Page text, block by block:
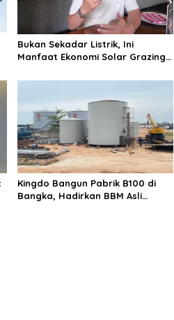
Bukan Sekadar Listrik, Ini
Manfaat Ekonomi Solar Grazing
Kingdo Bangun Pabrik B100 di
Bangka, Hadirkan BBM Asli